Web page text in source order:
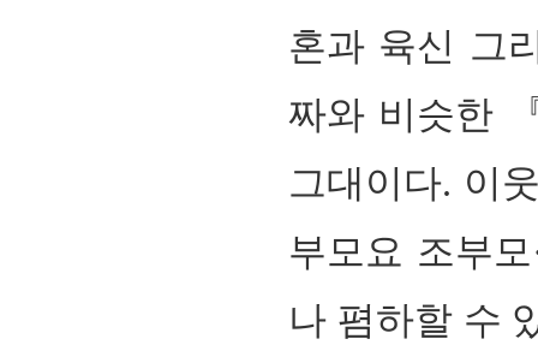
혼과 육신 그
짜와 비슷한
그대이다. 이
부모요 조부모
나 폄하할 수